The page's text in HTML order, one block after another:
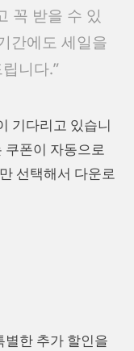
꼭 받을 수 있
간에도 세일을
니다.”
기다리고 있습니
쿠폰이 자동으로
선택해서 다운로
한 추가 할인을